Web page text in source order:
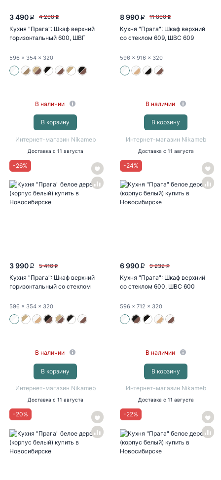
3 490 P 4 288 P
Кухня "Прага": Шкаф верхний
горизонтальный 600, ШВГ
596 x 354 x 320
В наличии
В корзину
Интернет-магазин Nikameb
Доставка с 11 августа
8 990 P 11 806 P
Кухня "Прага": Шкаф верхний
со стеклом 609, ШВС 609
596 x 916 x 320
В наличии
В корзину
Интернет-магазин Nikameb
Доставка с 11 августа
-26%
3 990 P 5 416 P
Кухня "Прага": Шкаф верхний
горизонтальный со стеклом
596 x 354 x 320
В наличии
В корзину
Интернет-магазин Nikameb
Доставка с 11 августа
-24%
6 990 P 9 232 P
Кухня "Прага": Шкаф верхний
со стеклом 600, ШВС 600
596 x 712 x 320
В наличии
В корзину
Интернет-магазин Nikameb
Доставка с 11 августа
-20% -22%